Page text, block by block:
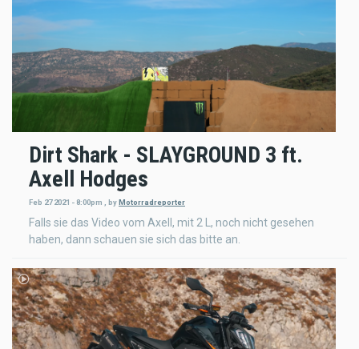
Dirt Shark - SLAYGROUND 3 ft.
Axell Hodges
Feb 27 2021 - 8:00pm byMotorradreporter
Falls sie das Video vom Axell, mit 2 L, noch nicht gesehen
haben, dann schauen sie sich das bitte an.